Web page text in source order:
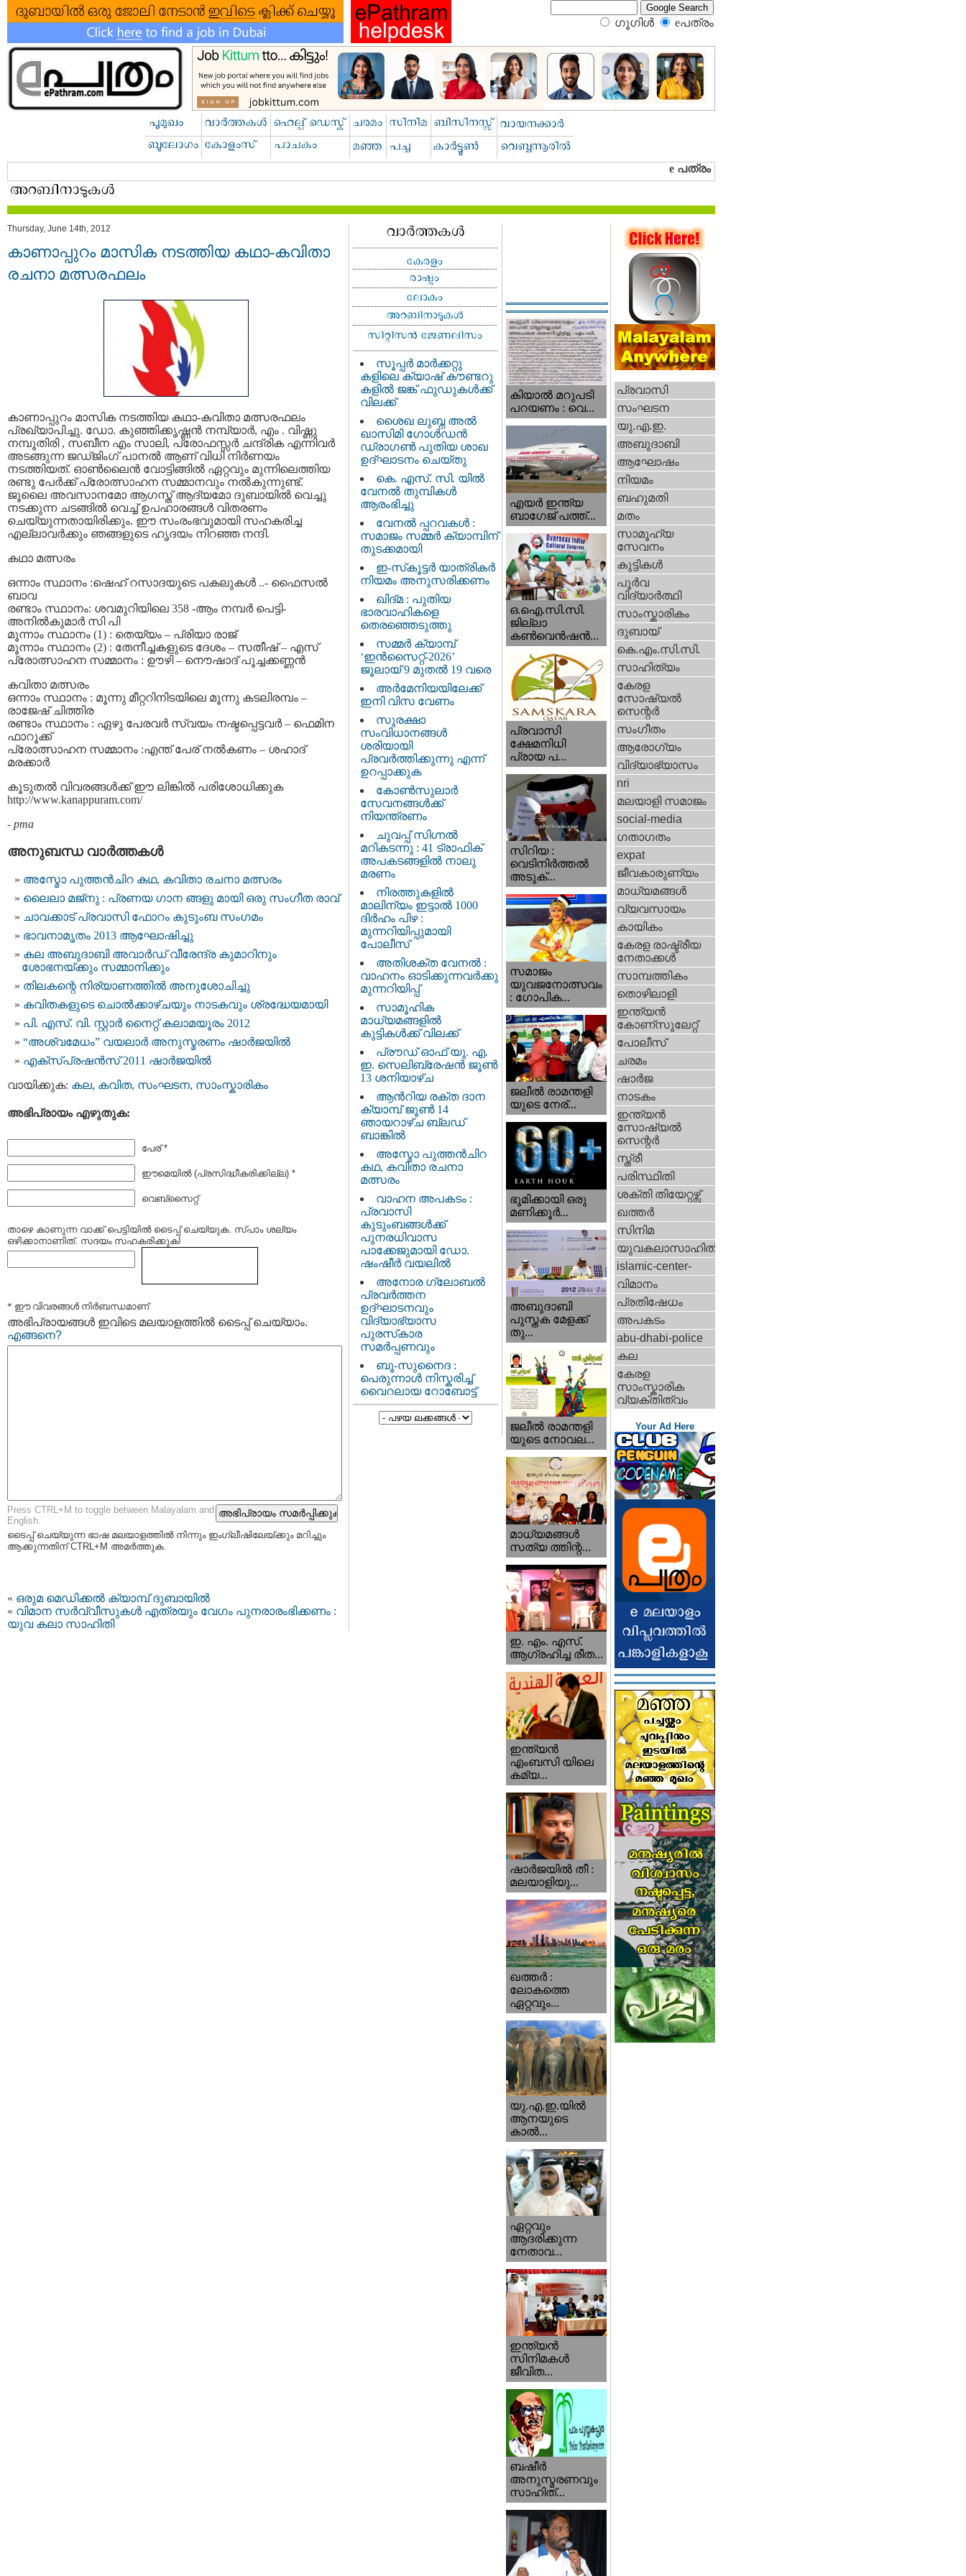
ഗൂഗിള്‍ eപത്രം‍
Thursday, June 14th, 2012
കാണാപ്പുറം മാസിക നടത്തിയ കഥാ-കവിതാ
രചനാ മത്സരഫലം
കാണാപ്പുറം മാസിക നടത്തിയ കഥാ-കവിതാ മത്സരഫലം
പ്രഖ്യാപിച്ചു. ഡോ. കുഞ്ഞിക്കൃഷ്ണന്‍ നമ്പ്യാര്‍, എം . വിഷ്ണു
നമ്പൂതിരി , സബീന എം സാലി, പ്രോഫസ്സര്‍ ചന്ദ്രിക എന്നിവര്‍
അടങ്ങുന്ന ജഡ്ജിംഗ് പാനല്‍ ആണ് വിധി നിര്‍ണയം
നടത്തിയത്. ഓണ്‍ലൈന്‍ വോട്ടിങ്ങില്‍ ഏറ്റവും മുന്നിലെത്തിയ
രണ്ടു പേര്‍ക്ക് പ്രോത്സാഹന സമ്മാനവും നല്‍കുന്നുണ്ട്.
ജൂലൈ അവസാനമോ ആഗസ്ത് ആദ്യമോ ദുബായില്‍ വെച്ചു
നടക്കുന്ന ചടങ്ങില്‍ വെച്ച് ഉപഹാരങ്ങള്‍ വിതരണം
ചെയ്യുന്നതായിരിക്കും. ഈ സംരംഭവുമായി സഹകരിച്ച
എല്ലാവര്‍ക്കും ഞങ്ങളുടെ ഹൃദയം നിറഞ്ഞ നന്ദി.
കഥാ മത്സരം
ഒന്നാം സ്ഥാനം :ഷെഹ് റസാദയുടെ പകലുകൾ ..- ഫൈസല്‍
ബാവ
രണ്ടാം സ്ഥാനം: ശവമുറിയിലെ 358 -ആം നമ്പര്‍ പെട്ടി-
അനില്‍കുമാര്‍ സി പി
മൂന്നാം സ്ഥാനം (1) : തെയ്യം – പ്രിയാ രാജ്
മൂന്നാം സ്ഥാനം (2) : തേനീച്ചകളുടെ ദേശം – സതീഷ്‌ – എസ്
പ്രോത്സാഹന സമ്മാനം : ഊഴി – നൌഷാദ് പൂച്ചക്കണ്ണന്‍
കവിതാ മത്സരം
ഒന്നാം സ്ഥാനം : മൂന്നു മീറ്ററിനിടയിലെ മൂന്നു കടലിരമ്പം –
രാജേഷ്‌ ചിത്തിര
രണ്ടാം സ്ഥാനം : ഏഴു പേരവര്‍ സ്വയം നഷ്ടപ്പെട്ടവര്‍ – ഫെമിന
ഫാറൂക്ക്
പ്രോത്സാഹന സമ്മാനം :എന്ത് പേര് നല്‍കണം – ശഹാദ്
മരക്കാര്‍
കൂടുതല്‍ വിവരങ്ങള്‍ക്ക് ഈ ലിങ്കില്‍ പരിശോധിക്കുക
http://www.kanappuram.com/
- pma
അനുബന്ധ വാര്‍ത്തകള്‍
അസ്മോ പുത്തൻചിറ കഥ, കവിതാ രചനാ മത്സരം
ലൈലാ മജ്നു : പ്രണയ ഗാന ങ്ങളു മായി ഒരു സംഗീത രാവ്
ചാവക്കാട് പ്രവാസി ഫോറം കുടുംബ സംഗമം
ഭാവനാമൃതം 2013 ആഘോഷിച്ചു
കല അബുദാബി അവാര്‍ഡ് വീരേന്ദ്ര കുമാറിനും
ശോഭനയ്ക്കും സമ്മാനിക്കും
തിലകന്റെ നിര്യാണത്തില്‍ അനുശോചിച്ചു
കവിതകളുടെ ചൊല്‍ക്കാഴ്ചയും നാടകവും ശ്രദ്ധേയമായി
പി. എസ്. വി. സ്റ്റാർ നൈറ്റ്‌ കലാമയൂരം 2012
“അശ്വമേധം” വയലാര്‍ അനുസ്മരണം ഷാര്‍ജയില്‍
എക്സ്പ്രഷന്‍സ്‌ 2011 ഷാര്‍ജയില്‍
വായിക്കുക: കല, കവിത, സംഘടന, സാംസ്കാരികം
അഭിപ്രായം എഴുതുക:
പേര് *
ഈമെയില്‍ (പ്രസിദ്ധീകരിക്കില്ല) *
വെബ്സൈറ്റ്
താഴെ കാണുന്ന വാക്ക് പെട്ടിയില്‍ ടൈപ്പ്‌ ചെയ്യുക. സ്പാം ശല്യം
ഒഴിക്കാനാണിത്. സദയം സഹകരിക്കുക!
* ഈ വിവരങ്ങള്‍ നിര്‍ബന്ധമാണ്
അഭിപ്രായങ്ങള്‍ ഇവിടെ മലയാളത്തില്‍ ടൈപ്പ് ചെയ്യാം.
എങ്ങനെ?
Press CTRL+M to toggle between Malayalam and
English.
ടൈപ്പ്‌ ചെയ്യുന്ന ഭാഷ മലയാളത്തില്‍ നിന്നും ഇംഗ്ലീഷിലേയ്ക്കും മറിച്ചും
ആക്കുന്നതിന് CTRL+M അമര്‍ത്തുക.
« ഒരുമ മെഡിക്കല്‍ ക്യാമ്പ്‌ ദുബായില്‍
« വിമാന സര്‍വ്വീസുകള്‍ എത്രയും വേഗം പുനരാരംഭിക്കണം :
യുവ കലാ സാഹിതി
സൂപ്പർ മാർക്കറ്റു
കളിലെ ക്യാഷ് കൗണ്ടറു
കളിൽ ജങ്ക് ഫുഡുകൾക്ക്
വിലക്ക്
ശൈഖ ലുബ്ന അൽ
ഖാസിമി ഗോൾഡൻ
ഡ്രാഗൺ പുതിയ ശാഖ
ഉദ്ഘാടനം ചെയ്തു
കെ. എസ്. സി. യിൽ
വേനൽ തുമ്പികൾ
ആരംഭിച്ചു
വേനൽ പ്പറവകൾ :
സമാജം സമ്മർ ക്യാമ്പിന്
തുടക്കമായി
ഇ-സ്‌കൂട്ടർ യാത്രികർ
നിയമം അനുസരിക്കണം
ഖിദ്മ : പുതിയ
ഭാരവാഹികളെ
തെരഞ്ഞെടുത്തു
സമ്മർ ക്യാമ്പ്
‘ഇൻസൈറ്റ്-2026’
ജൂലായ് 9 മുതൽ 19 വരെ
അർമേനിയയിലേക്ക്
ഇനി വിസ വേണം
സുരക്ഷാ
സംവിധാനങ്ങൾ
ശരിയായി
പ്രവർത്തിക്കുന്നു എന്ന്
ഉറപ്പാക്കുക
കോൺസുലാർ
സേവനങ്ങൾക്ക്
നിയന്ത്രണം
ചുവപ്പ് സിഗ്നൽ
മറികടന്നു : 41 ട്രാഫിക്
അപകടങ്ങളിൽ നാലു
മരണം
നിരത്തുകളിൽ
മാലിന്യം ഇട്ടാൽ 1000
ദിർഹം പിഴ :
മുന്നറിയിപ്പുമായി
പോലീസ്
അതിശക്ത വേനൽ :
വാഹനം ഓടിക്കുന്നവർക്കു
മുന്നറിയിപ്പ്
സാമൂഹിക
മാധ്യമങ്ങളിൽ
കുട്ടികൾക്ക് വിലക്ക്
പ്രൗഡ് ഓഫ് യു. എ.
ഇ. സെലിബ്രേഷൻ ജൂൺ
13 ശനിയാഴ്ച
ആൻറിയ രക്ത ദാന
ക്യാമ്പ് ജൂൺ 14
ഞായറാഴ്ച ബ്ലഡ്
ബാങ്കിൽ
അസ്മോ പുത്തൻചിറ
കഥ, കവിതാ രചനാ
മത്സരം
വാഹന അപകടം :
പ്രവാസി
കുടുംബങ്ങൾക്ക്
പുനരധിവാസ
പാക്കേജുമായി ഡോ.
ഷംഷീർ വയലിൽ
അനോര ഗ്ലോബൽ
പ്രവർത്തന
ഉദ്ഘാടനവും
വിദ്യാഭ്യാസ
പുരസ്‌കാര
സമർപ്പണവും
ബൂ-സുനൈദ :
പെരുന്നാൾ നിസ്കരിച്ച്
വൈറലായ റോബോട്ട്
കിയാല്‍ മറുപടി
പറയണം : വെ...
എയര്‍ ഇന്ത്യ
ബാഗേജ് പത്ത്...
ഒ.ഐ.സി.സി.
ജില്ലാ
കൺവെൻഷൻ...
പ്രവാസി
ക്ഷേമനിധി
പ്രായ പ...
സിറിയ :
വെടിനിർത്തൽ
അടുക്...
സമാജം
യുവജനോത്സവം
: ഗോപിക...
ജലീല്‍ രാമന്തളി
യുടെ നേര്...
ഭൂമിക്കായി ഒരു
മണിക്കൂര്‍...
അബുദാബി
പുസ്തക മേളക്ക്
തു...
ജലീല്‍ രാമന്തളി
യുടെ നോവല...
മാധ്യമങ്ങള്‍
സത്യ ത്തിന്റ...
ഇ. എം. എസ്.
ആഗ്രഹിച്ച രീത...
ഇന്ത്യന്‍
എംബസി യിലെ
കമ്യ...
ഷാര്‍ജയില്‍ തീ :
മലയാളിയു...
ഖത്തര്‍ :
ലോകത്തെ
ഏറ്റവും...
യു.എ.ഇ.യില്‍
ആനയുടെ
കാല്‍...
ഏറ്റവും
ആദരിക്കുന്ന
നേതാവ...
ഇന്ത്യന്‍
സിനിമകള്‍
ജീവിത...
ബഷീര്‍
അനുസ്മരണവും
സാഹിത്...
പ്രവാസി
സംഘടന
യു.എ.ഇ.
അബുദാബി
ആഘോഷം
നിയമം
ബഹുമതി
മതം
സാമൂഹ്യ
സേവനം
കുട്ടികള്‍
പൂര്‍വ
വിദ്യാര്‍ത്ഥി
സാംസ്കാരികം
ദുബായ്‌
കെ.എം.സി.സി.
സാഹിത്യം
കേരള
സോഷ്യല്‍
സെന്റര്‍
സംഗീതം
ആരോഗ്യം
വിദ്യാഭ്യാസം
nri
മലയാളി സമാജം
social-media
ഗതാഗതം
expat
ജീവകാരുണ്യം
മാധ്യമങ്ങള്‍
വ്യവസായം
കായികം
കേരള രാഷ്ട്രീയ
നേതാക്കള്‍
സാമ്പത്തികം
തൊഴിലാളി
ഇന്ത്യന്‍
കോണ്സുലേറ്റ്
പോലീസ്
ചരമം
ഷാര്‍ജ
നാടകം
ഇന്ത്യന്‍
സോഷ്യല്‍
സെന്റര്‍
സ്ത്രീ
പരിസ്ഥിതി
ശക്തി തിയേറ്റഴ്സ്
ഖത്തര്‍
സിനിമ
യുവകലാസാഹിതി
islamic-center-
വിമാനം
പ്രതിഷേധം
അപകടം
abu-dhabi-police
കല
കേരള
സാംസ്കാരിക
വ്യക്തിത്വം
Your Ad Here